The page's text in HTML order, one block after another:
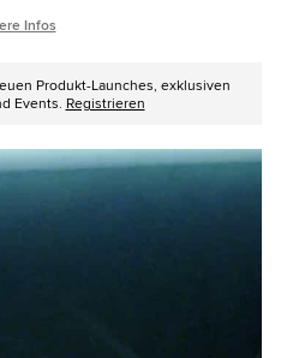
Infos
Produkt-Launches, exklusiven
Events. Registrieren